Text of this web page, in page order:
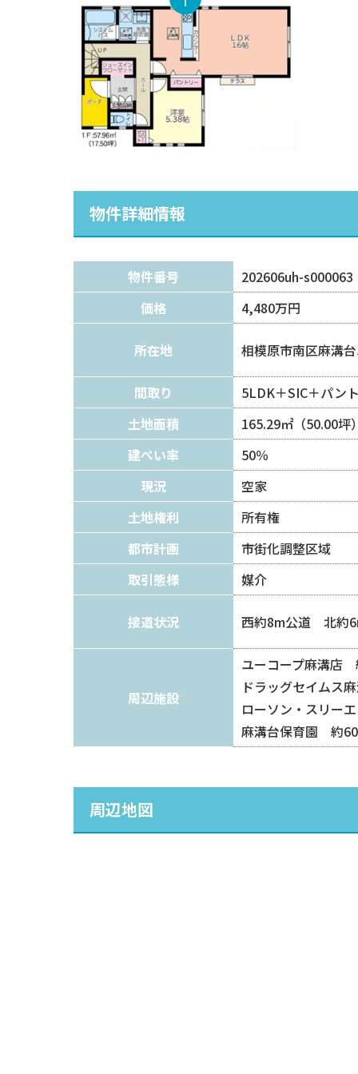
物件詳細情報
物件番号
202606uh-s000063
価格
4,480万円
所在地 相模原市南区麻溝
間取り
5LDK＋SIC＋パン
土地面積
165.29㎡（50.00坪
建ぺい率
50％
現況
空家
土地権利
所有権
都市計画
市街化調整区域
取引態様
媒介
接道状況 西約8m公道 北約
周辺施設
ユーコープ麻溝店
ドラッグセイムス
ローソン・スリー
麻溝台保育園 約
周辺地図